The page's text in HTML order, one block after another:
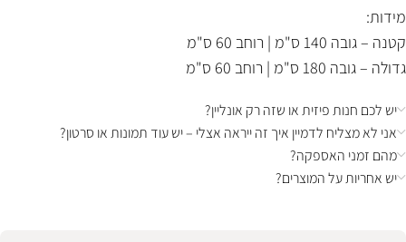
מידות:
קטנה – גובה 140 ס"מ | רוחב 60 ס"מ
גדולה – גובה 180 ס"מ | רוחב 60 ס"מ
יש לכם חנות פיזית או שזה רק אונליין?
אני לא מצליח לדמיין איך זה ייראה אצלי – יש עוד תמונות או סרטון?
מהם זמני האספקה?
יש אחריות על המוצרים?